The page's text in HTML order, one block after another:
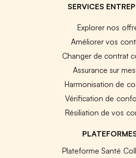
SERVICES
Explorer nos
Améliorer vos
Changer de contrat
Assurance sur
Harmonisation de
Vérification de
Résiliation de vos
Plateforme Santé